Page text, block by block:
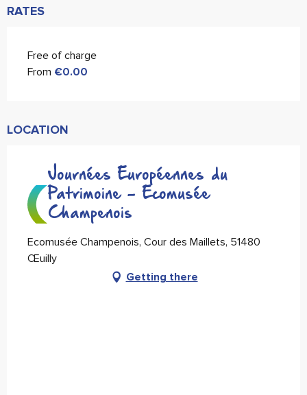
RATES
Free of charge
From €0.00
LOCATION
Journées Européennes du
Patrimoine - Ecomusée
Champenois
Ecomusée Champenois, Cour des Maillets, 51480
Œuilly
Getting there